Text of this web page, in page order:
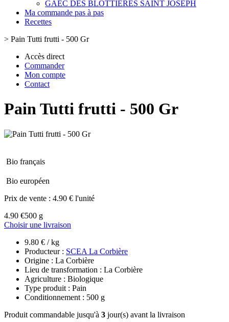
GAEC DES BLOTTIERES SAINT JOSEPH
Ma commande pas à pas
Recettes
> Pain Tutti frutti - 500 Gr
Accès direct
Commander
Mon compte
Contact
Pain Tutti frutti - 500 Gr
Bio français
Bio européen
Prix de vente : 4.90 € l'unité
4.90 €500 g
Choisir une livraison
9.80 € / kg
Producteur : SCEA La Corbière
Origine : La Corbière
Lieu de transformation : La Corbière
Agriculture : Biologique
Type produit : Pain
Conditionnement : 500 g
Produit commandable jusqu'à 3 jour(s) avant la livraison